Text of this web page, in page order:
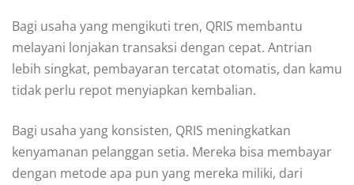
Bagi usaha yang mengikuti tren, QRIS membantu
melayani lonjakan transaksi dengan cepat. Antrian
lebih singkat, pembayaran tercatat otomatis, dan kamu
tidak perlu repot menyiapkan kembalian.
Bagi usaha yang konsisten, QRIS meningkatkan
kenyamanan pelanggan setia. Mereka bisa membayar
dengan metode apa pun yang mereka miliki, dari